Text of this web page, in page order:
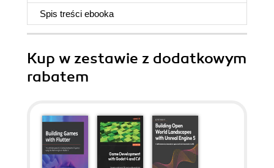
Spis treści ebooka
Kup w zestawie z dodatkowym
rabatem